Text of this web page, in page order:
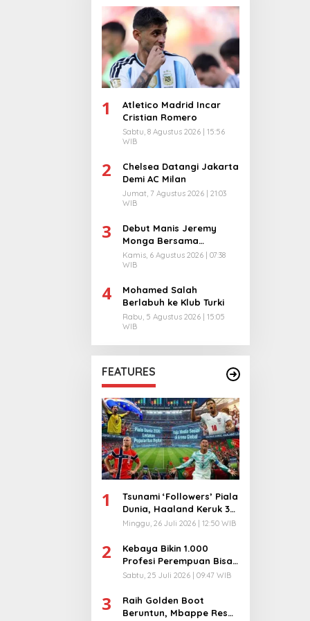
1
Atletico Madrid Incar
Cristian Romero
Sabtu, 8 Agustus 2026 | 15:56
WIB
2
Chelsea Datangi Jakarta
Demi AC Milan
Jumat, 7 Agustus 2026 | 21:03
WIB
3
Debut Manis Jeremy
Monga Bersama
Manchester City
Kamis, 6 Agustus 2026 | 07:38
WIB
4
Mohamed Salah
Berlabuh ke Klub Turki
Rabu, 5 Agustus 2026 | 15:05
WIB
FEATURES
1
Tsunami ‘Followers’ Piala
Dunia, Haaland Keruk 32
Juta, Kiper 40 Tahun
Minggu, 26 Juli 2026 | 12:50 WIB
2
Kebaya Bikin 1.000
Profesi Perempuan Bisa
Menyatu di Arena
Sabtu, 25 Juli 2026 | 09:47 WIB
3
Raih Golden Boot
Beruntun, Mbappe Resmi